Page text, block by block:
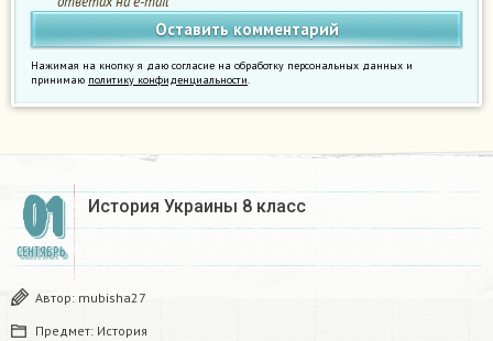
Нажимая на кнопку я даю согласие на обработку персональных данных и
принимаю политику конфиденциальности.
01
СЕНТЯБРЬ
История Украины 8 класс
Автор: mubisha27
Предмет: История